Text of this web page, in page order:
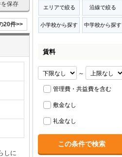
保存
20件>>
しに
エリアで絞る 沿線で絞る
小学校から探す 中学校から探す
賃料
～
管理費・共益費を含む
敷金なし
礼金なし